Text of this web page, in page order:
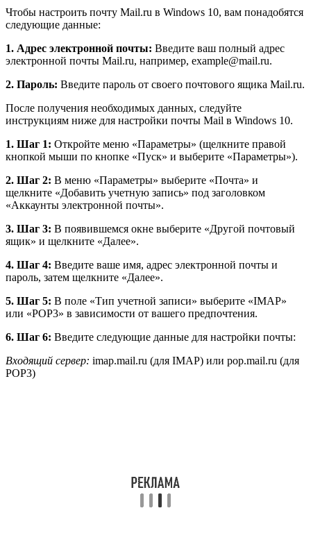
Чтобы настроить почту Mail.ru в Windows 10, вам понадобятся
следующие данные:
1. Адрес электронной почты: Введите ваш полный адрес
электронной почты Mail.ru, например, example@mail.ru.
2. Пароль: Введите пароль от своего почтового ящика Mail.ru.
После получения необходимых данных, следуйте
инструкциям ниже для настройки почты Mail в Windows 10.
1. Шаг 1: Откройте меню «Параметры» (щелкните правой
кнопкой мыши по кнопке «Пуск» и выберите «Параметры»).
2. Шаг 2: В меню «Параметры» выберите «Почта» и
щелкните «Добавить учетную запись» под заголовком
«Аккаунты электронной почты».
3. Шаг 3: В появившемся окне выберите «Другой почтовый
ящик» и щелкните «Далее».
4. Шаг 4: Введите ваше имя, адрес электронной почты и
пароль, затем щелкните «Далее».
5. Шаг 5: В поле «Тип учетной записи» выберите «IMAP»
или «POP3» в зависимости от вашего предпочтения.
6. Шаг 6: Введите следующие данные для настройки почты:
Входящий сервер: imap.mail.ru (для IMAP) или pop.mail.ru (для
POP3)